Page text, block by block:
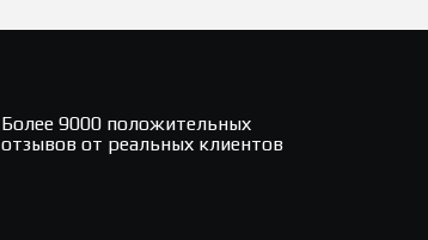
Более 9000 положительных
отзывов от реальных клиентов